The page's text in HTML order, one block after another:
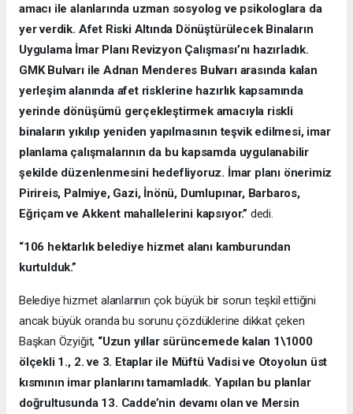
amacı ile alanlarında uzman sosyolog ve psikologlara da
yer verdik. Afet Riski Altında Dönüştürülecek Binaların
Uygulama İmar Planı Revizyon Çalışması’nı hazırladık.
GMK Bulvarı ile Adnan Menderes Bulvarı arasında kalan
yerleşim alanında afet risklerine hazırlık kapsamında
yerinde dönüşümü gerçekleştirmek amacıyla riskli
binaların yıkılıp yeniden yapılmasının teşvik edilmesi, imar
planlama çalışmalarının da bu kapsamda uygulanabilir
şekilde düzenlenmesini hedefliyoruz. İmar planı önerimiz
Pirireis, Palmiye, Gazi, İnönü, Dumlupınar, Barbaros,
Eğriçam ve Akkent mahallelerini kapsıyor.” dedi.
“106 hektarlık belediye hizmet alanı kamburundan
kurtulduk.”
Belediye hizmet alanlarının çok büyük bir sorun teşkil ettiğini
ancak büyük oranda bu sorunu çözdüklerine dikkat çeken
Başkan Özyiğit, “Uzun yıllar sürüncemede kalan 1\1000
ölçekli 1., 2. ve 3. Etaplar ile Müftü Vadisi ve Otoyolun üst
kısmının imar planlarını tamamladık. Yapılan bu planlar
doğrultusunda 13. Cadde’nin devamı olan ve Mersin